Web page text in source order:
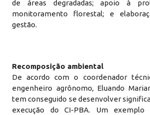
de áreas degradadas; apoio à
monitoramento florestal; e
gestão.
Recomposição ambiental
De acordo com o coordenador
engenheiro agrônomo, Eluando
tem conseguido se desenvolver
execução do CI-PBA. Um